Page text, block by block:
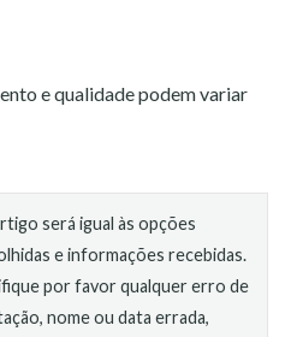
e qualidade podem variar
será igual às opções
e informações recebidas.
por favor qualquer erro de
nome ou data errada,